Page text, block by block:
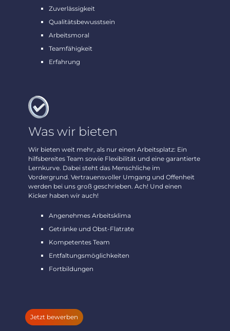
Zuverlässigkeit
Qualitätsbewusstsein
Arbeitsmoral
Teamfähigkeit
Erfahrung
Was wir bieten
Wir bieten weit mehr, als nur einen Arbeitsplatz: Ein
hilfsbereites Team sowie Flexibilität und eine garantierte
Lernkurve. Dabei steht das Menschliche im
Vordergrund. Vertrauensvoller Umgang und Offenheit
werden bei uns groß geschrieben. Ach! Und einen
Kicker haben wir auch!
Angenehmes Arbeitsklima
Getränke und Obst-Flatrate
Kompetentes Team
Entfaltungsmöglichkeiten
Fortbildungen
Jetzt bewerben